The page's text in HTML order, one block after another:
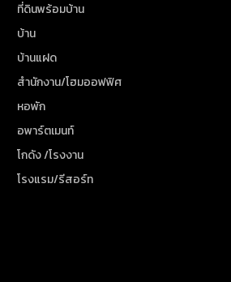
ที่ดินพร้อมบ้าน
บ้าน
บ้านแฝด
สำนักงาน/โฮมออฟฟิศ
หอพัก
อพาร์ตเมนท์
โกดัง /โรงงาน
โรงแรม/รีสอร์ท